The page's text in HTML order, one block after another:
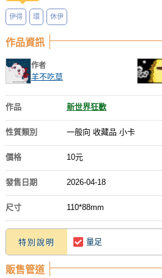
伊得 環 休伊
作品資訊
作者
羊不吃草
作品 新世界狂歡
性質類別 一般向 收藏品 小卡
價格 10元
發售日期 2026-04-18
尺寸 110*88mm
特別說明 量足
販售管道